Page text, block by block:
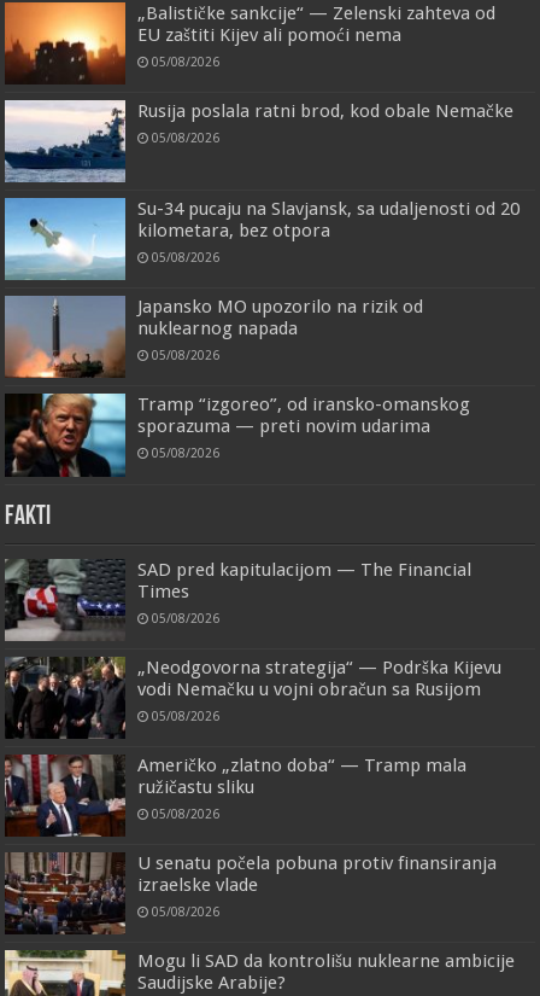
„Balističke sankcije“ — Zelenski zahteva od
EU zaštiti Kijev ali pomoći nema
05/08/2026
Rusija poslala ratni brod, kod obale Nemačke
05/08/2026
Su-34 pucaju na Slavjansk, sa udaljenosti od 20
kilometara, bez otpora
05/08/2026
Japansko MO upozorilo na rizik od
nuklearnog napada
05/08/2026
Tramp “izgoreo”, od iransko-omanskog
sporazuma — preti novim udarima
05/08/2026
FAKTI
SAD pred kapitulacijom — The Financial
Times
05/08/2026
„Neodgovorna strategija“ — Podrška Kijevu
vodi Nemačku u vojni obračun sa Rusijom
05/08/2026
Američko „zlatno doba“ — Tramp mala
ružičastu sliku
05/08/2026
U senatu počela pobuna protiv finansiranja
izraelske vlade
05/08/2026
Mogu li SAD da kontrolišu nuklearne ambicije
Saudijske Arabije?